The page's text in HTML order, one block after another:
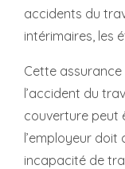
accidents du
intérimaires, les
Cette
l’accident du
couverture peut
l’employeur doit
incapacité de